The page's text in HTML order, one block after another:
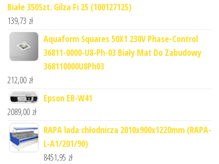
Białe 350Szt. Gilza Fi 25 (100127125)
139,73 zł
Aquaform Squares 50X1 230V Phase-Control
36811-0000-U8-Ph-03 Biały Mat Do Zabudowy
368110000U8Ph03
212,00 zł
Epson EB-W41
2089,00 zł
RAPA lada chłodnicza 2010x900x1220mm (RAPA-
L-A1/201/90)
8451,95 zł